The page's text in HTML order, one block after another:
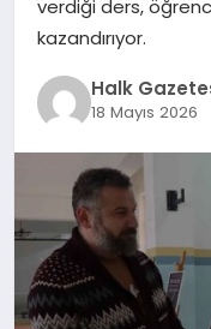
SAĞLIK
SIYASET
SPOR
TEKNOLOJI
verdiği ders,
kazandırıyor.
Halk
18 Mayıs 2026